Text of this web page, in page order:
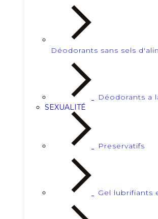
Déodorants sans sels
Déodorants a
SEXUALITÉ
Preservatifs
Gel lubrifiants